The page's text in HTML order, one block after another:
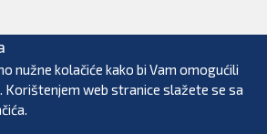
nužne kolačiće kako bi Vam omogućili
Korištenjem web stranice slažete se sa